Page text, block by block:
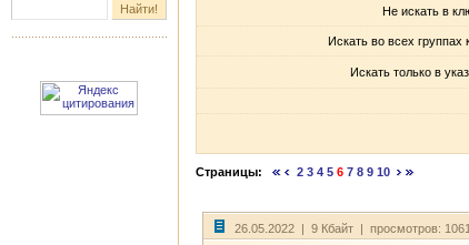
Не искать в
Искать во всех
Искать только в
Страницы: 2 3 4 5 6 7 8 9 10
26.05.2022 | 9 Кбайт | просмотров: 1061